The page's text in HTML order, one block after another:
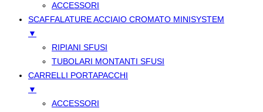
ACCESSORI
SCAFFALATURE ACCIAIO CROMATO MINISYSTEM
▼
RIPIANI SFUSI
TUBOLARI MONTANTI SFUSI
CARRELLI PORTAPACCHI
▼
ACCESSORI